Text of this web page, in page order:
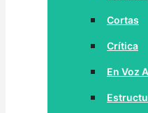
Cortas
Crítica
En Voz